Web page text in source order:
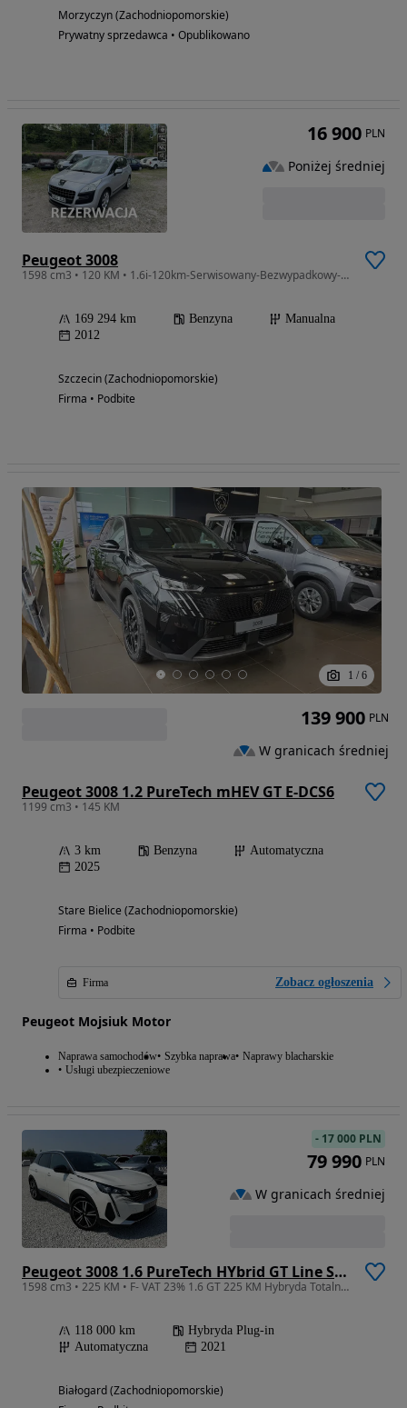
Morzyczyn (Zachodniopomorskie)
Prywatny sprzedawca • Opublikowano
Peugeot 3008
1598 cm3 • 120 KM • 1.6i-120km-Serwisowany-Bezwypadkowy-Klimatyzacja-Tempomat-Komputer
169 294 km Benzyna
Manualna
2012
Szczecin (Zachodniopomorskie)
Firma • Podbite
16 900 PLN
Poniżej średniej
1 / 6
Peugeot 3008 1.2 PureTech mHEV GT E-DCS6
1199 cm3 • 145 KM
3 km Benzyna
Automatyczna
2025
Stare Bielice (Zachodniopomorskie)
Firma • Podbite
Firma Zobacz ogłoszenia
Peugeot Mojsiuk Motor
Naprawa samochodów Szybka naprawa Naprawy blacharskie
Usługi ubezpieczeniowe
139 900 PLN
W granicach średniej
Peugeot 3008 1.6 PureTech HYbrid GT Line S&S EAT8
1598 cm3 • 225 KM • F- VAT 23% 1.6 GT 225 KM Hybryda Totalny Full Perfekcyjny Stan
118 000 km
Hybryda Plug-in
Automatyczna
2021
Białogard (Zachodniopomorskie)
- 17 000 PLN
79 990 PLN
W granicach średniej